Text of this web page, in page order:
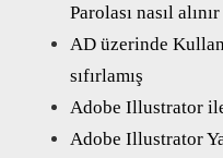
Parolası nasıl alınır
AD üzerinde
sıfırlamış
Adobe Illustrator
Adobe Illustrator